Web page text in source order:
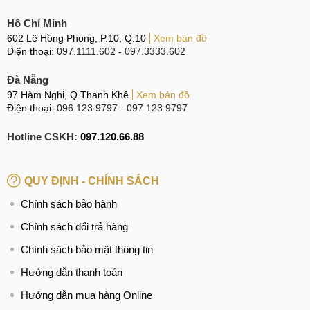
Tất cả các linh kiện tại cửa hàng đều chính hãng, đảm
bảo tem mác và có tem bảo hành.
tiếp quan sát kỹ thuật viên sửa chữa.
Đội ngũ nhân viên được trang bị kiến thức chuyên sâu
Báo giá chi tiết cho khách hàng trước khi tiến hành
nào.
Thời hạn bảo hành dài, có các chương trình khuyến
Địa chỉ sửa nguồn
Dấu hiệu và nguyên nhân
Hồ Chí Minh
602 Lê Hồng Phong, P.10, Q.10
Xem bản đồ
Điện thoại: 097.1111.602 - 097.3333.602
Đà Nẵng
97 Hàm Nghi, Q.Thanh Khê
Xem bản đồ
Điện thoại: 096.123.9797 - 097.123.9797
Hotline CSKH: 097.120.66.88
QUY ĐỊNH - CHÍNH SÁCH
Chính sách bảo hành
Chính sách đổi trả hàng
Chính sách bảo mật thông tin
Hướng dẫn thanh toán
Hướng dẫn mua hàng Online